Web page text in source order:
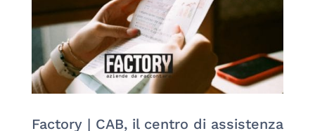
Factory | CAB, il centro di assistenza